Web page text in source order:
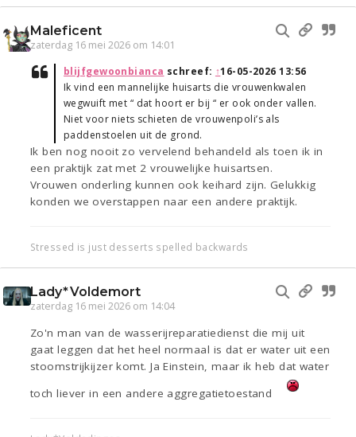
Maleficent
zaterdag 16 mei 2026 om 14:01
blijfgewoonbianca schreef: ↑16-05-2026 13:56
Ik vind een mannelijke huisarts die vrouwenkwalen
wegwuift met “ dat hoort er bij “ er ook onder vallen.
Niet voor niets schieten de vrouwenpoli’s als
paddenstoelen uit de grond.
Ik ben nog nooit zo vervelend behandeld als toen ik in
een praktijk zat met 2 vrouwelijke huisartsen.
Vrouwen onderling kunnen ook keihard zijn. Gelukkig
konden we overstappen naar een andere praktijk.
Stressed is just desserts spelled backwards
Lady*Voldemort
zaterdag 16 mei 2026 om 14:04
Zo'n man van de wasserijreparatiedienst die mij uit
gaat leggen dat het heel normaal is dat er water uit een
stoomstrijkijzer komt. Ja Einstein, maar ik heb dat water
toch liever in een andere aggregatietoestand